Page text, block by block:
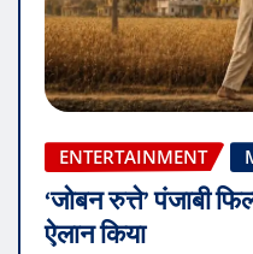
ENTERTAINMENT
‘जोबन रुत्ते’ पंजाबी
ऐलान किया